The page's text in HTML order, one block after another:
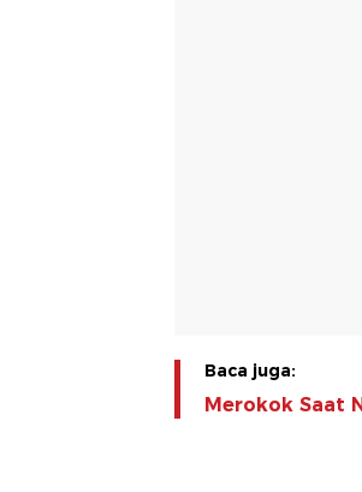
Baca juga:
Merokok Saat